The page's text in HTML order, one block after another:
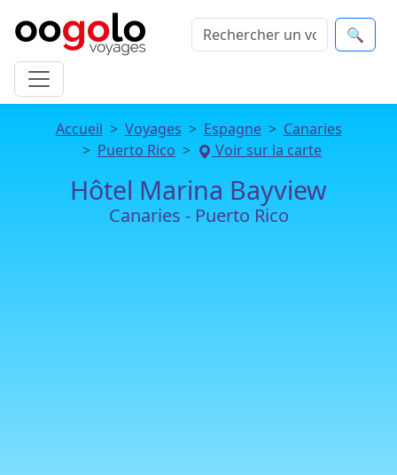
🔍
Accueil Voyages Espagne
Canaries
Puerto Rico
Voir sur la carte
Hôtel Marina Bayview
Canaries - Puerto Rico